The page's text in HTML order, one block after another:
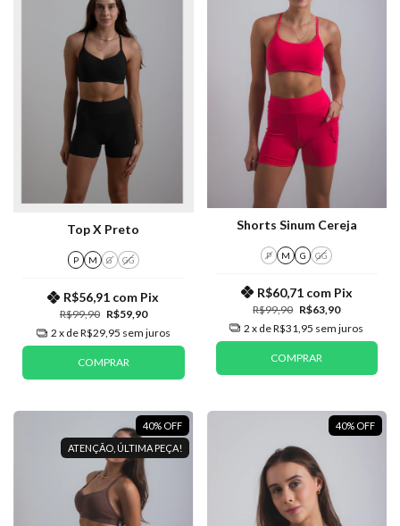
Top X Preto
P M G GG
R$99,90 R$59,90
R$56,91 com Pix
2 x deR$29,95 sem juros
COMPRAR
Shorts Sinum Cereja
P M G GG
R$99,90 R$63,90
R$60,71 com Pix
2 x deR$31,95 sem juros
COMPRAR
40% OFF
ATENÇÃO, ÚLTIMA PEÇA!
40% OFF